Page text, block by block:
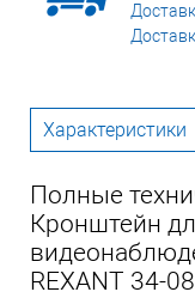
Характеристики
Полные
Кронштейн
REXANT 34-